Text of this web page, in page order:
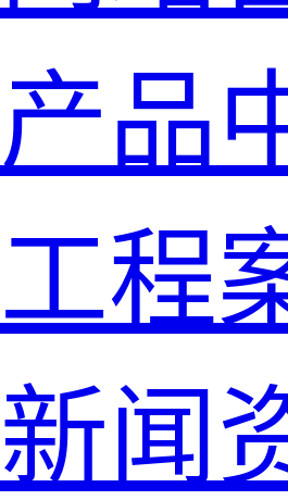
产品
工程
新闻